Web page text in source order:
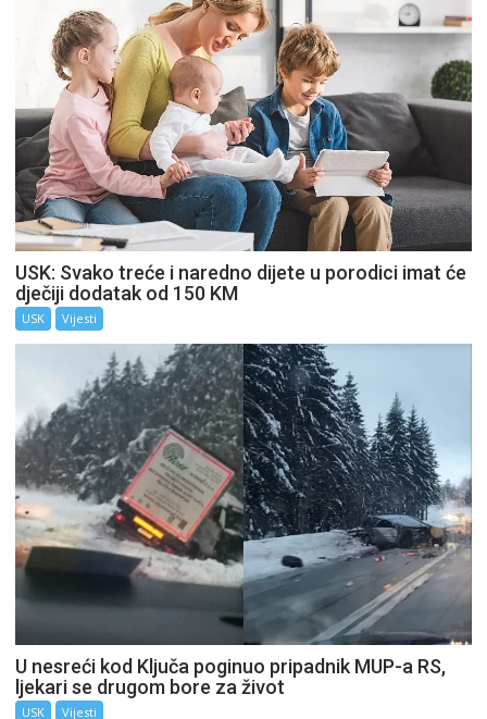
USK: Svako treće i naredno dijete u porodici imat će
dječiji dodatak od 150 KM
USK Vijesti
U nesreći kod Ključa poginuo pripadnik MUP-a RS,
ljekari se drugom bore za život
USK Vijesti